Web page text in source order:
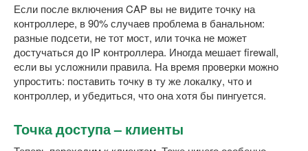
Если после включения CAP вы не видите точку на
контроллере, в 90% случаев проблема в банальном:
разные подсети, не тот мост, или точка не может
достучаться до IP контроллера. Иногда мешает firewall,
если вы усложнили правила. На время проверки можно
упростить: поставить точку в ту же локалку, что и
контроллер, и убедиться, что она хотя бы пингуется.
Точка доступа – клиенты